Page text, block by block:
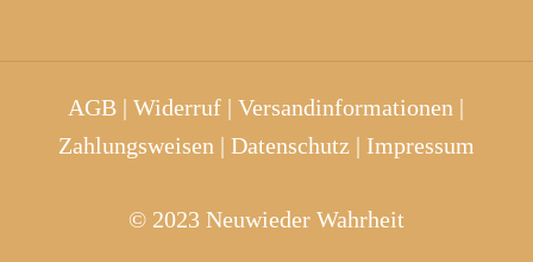
AGB |Widerruf |Versandinformationen |
Zahlungsweisen | Datenschutz| Impressum
© 2023 Neuwieder Wahrheit